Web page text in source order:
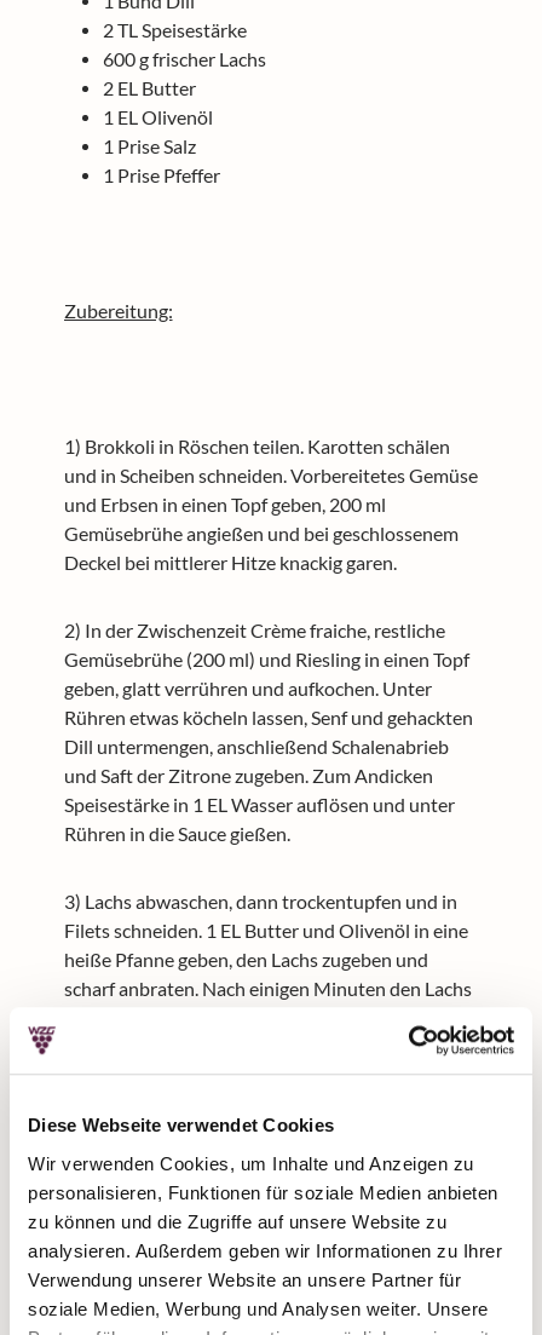
Diese Webseite verwendet Cookies
Wir verwenden Cookies, um Inhalte und Anzeigen zu
personalisieren, Funktionen für soziale Medien anbieten
zu können und die Zugriffe auf unsere Website zu
analysieren. Außerdem geben wir Informationen zu Ihrer
Verwendung unserer Website an unsere Partner für
soziale Medien, Werbung und Analysen weiter. Unsere
2 TL Speisestärke
600 g frischer Lachs
2 EL Butter
1 EL Olivenöl
1 Prise Salz
1 Prise Pfeffer
Zubereitung:
1) Brokkoli in Röschen teilen. Karotten schälen
und in Scheiben schneiden. Vorbereitetes Gemüse
und Erbsen in einen Topf geben, 200 ml
Gemüsebrühe angießen und bei geschlossenem
Deckel bei mittlerer Hitze knackig garen.
2) In der Zwischenzeit Crème fraiche, restliche
Gemüsebrühe (200 ml) und Riesling in einen Topf
geben, glatt verrühren und aufkochen. Unter
Rühren etwas köcheln lassen, Senf und gehackten
Dill untermengen, anschließend Schalenabrieb
und Saft der Zitrone zugeben. Zum Andicken
Speisestärke in 1 EL Wasser auflösen und unter
Rühren in die Sauce gießen.
3) Lachs abwaschen, dann trockentupfen und in
Filets schneiden. 1 EL Butter und Olivenöl in eine
heiße Pfanne geben, den Lachs zugeben und
scharf anbraten. Nach einigen Minuten den Lachs
anbraten, dabei die Hitze reduzieren und kurz
ziehen lassen.
schmelzen, den Lachs damit mehrere Male
beträufeln. Zuletzt mit Zitronensaft, Salz und
Pfeffer abschmecken.
5) Gemüse mit Lachsfilet auf Tellern anrichten,
dann mit Zitronen-Dill-Sauce garniert servieren.